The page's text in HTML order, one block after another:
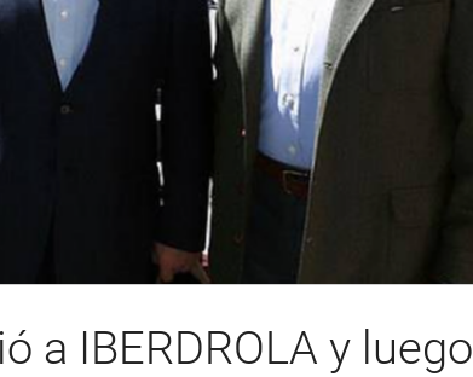
a IBERDROLA y luego